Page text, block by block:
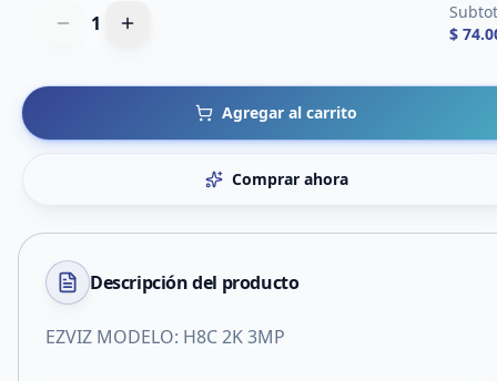
1
$
Agregar al carrito
Comprar ahora
Descripción del producto
EZVIZ MODELO: H8C 2K 3MP